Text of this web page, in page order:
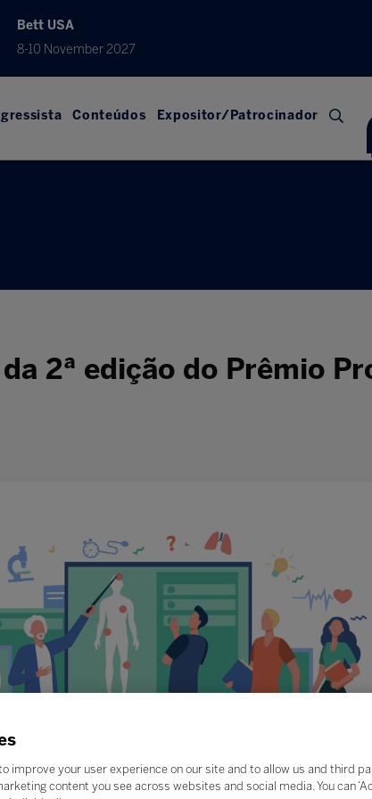
Bett USA
8-10 November 2027
Conteúdos Expositor/Patrocinador
2ª edição do Prêmio
improve your user experience on our site and to allow us and third
content you see across websites and social media. You can